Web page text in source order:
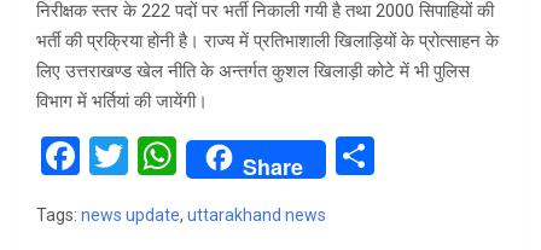
निरीक्षक स्तर के 222 पदों पर भर्ती निकाली गयी है तथा 2000 सिपाहियों की
भर्ती की प्रक्रिया होनी है। राज्य में प्रतिभाशाली खिलाड़ियों के प्रोत्साहन के
लिए उत्तराखण्ड खेल नीति के अन्तर्गत कुशल खिलाड़ी कोटे में भी पुलिस
विभाग में भर्तियां की जायेंगी।
F
ce
T
tt
W
h
at
Share
Tags: news update, uttarakhand news